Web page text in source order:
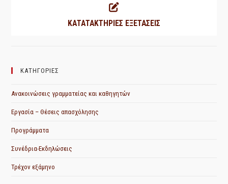
ΚΑΤΑΤΑΚΤΗΡΙΕΣ ΕΞΕΤΑΣΕΙΣ
ΚΑΤΗΓΟΡΙΕΣ
Ανακοινώσεις γραμματείας και καθηγητών
Εργασία – Θέσεις απασχόλησης
Προγράμματα
Συνέδρια-Εκδηλώσεις
Τρέχον εξάμηνο